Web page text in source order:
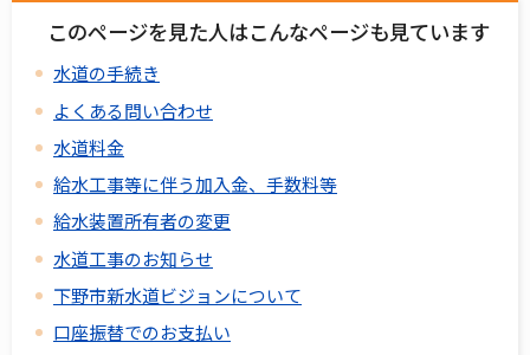
このページを見た人はこんなページも見ています
水道の手続き
よくある問い合わせ
水道料金
給水工事等に伴う加入金、手数料等
給水装置所有者の変更
水道工事のお知らせ
下野市新水道ビジョンについて
口座振替でのお支払い